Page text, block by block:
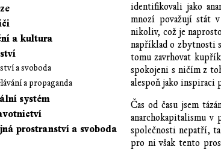
identifikovali jako
mnozí považují stát
nikoliv, což je
například o zbytnosti
tomu zavrhovat
spokojeni s ničím z
alespoň jako inspiraci
Čas od času jsem
anarchokapitalismu
společnosti nepatří,
pro ni však tento
a kultura
a svoboda
a propaganda
systém
prostranství a svoboda